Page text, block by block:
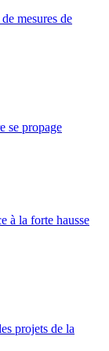
mesures de
se propage
à la forte hausse
projets de la